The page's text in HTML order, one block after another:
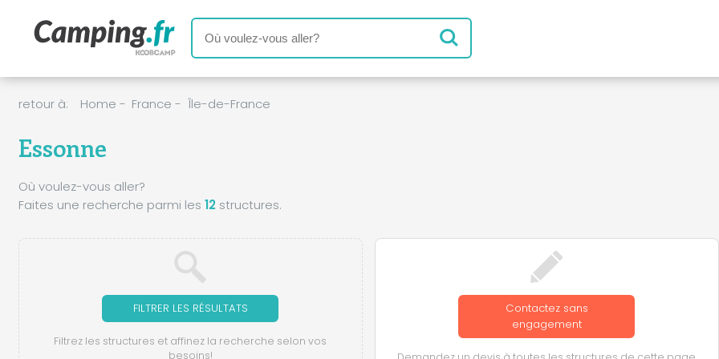
retour à: Home - France - Île-de-France
Essonne
Où voulez-vous aller?
Faites une recherche parmi les 12structures.
FILTRER LES RÉSULTATS
Filtrez les structures et affinez la recherche selon vos
besoins!
Contactez sans
engagement